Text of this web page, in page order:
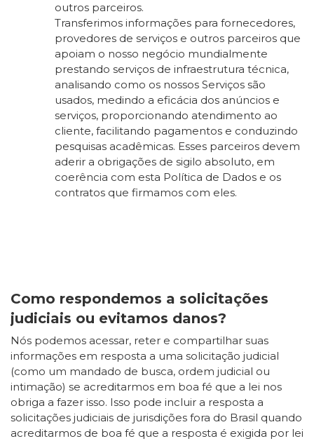
outros parceiros.
Transferimos informações para fornecedores,
provedores de serviços e outros parceiros que
apoiam o nosso negócio mundialmente
prestando serviços de infraestrutura técnica,
analisando como os nossos Serviços são
usados, medindo a eficácia dos anúncios e
serviços, proporcionando atendimento ao
cliente, facilitando pagamentos e conduzindo
pesquisas acadêmicas. Esses parceiros devem
aderir a obrigações de sigilo absoluto, em
coerência com esta Política de Dados e os
contratos que firmamos com eles.
Como respondemos a solicitações
judiciais ou evitamos danos?
Nós podemos acessar, reter e compartilhar suas
informações em resposta a uma solicitação judicial
(como um mandado de busca, ordem judicial ou
intimação) se acreditarmos em boa fé que a lei nos
obriga a fazer isso. Isso pode incluir a resposta a
solicitações judiciais de jurisdições fora do Brasil quando
acreditarmos de boa fé que a resposta é exigida por lei